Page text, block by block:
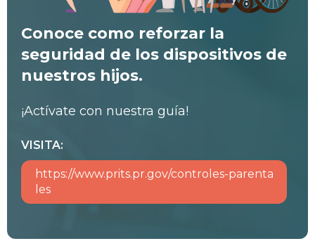
Conoce como reforzar la
seguridad de los dispositivos de
nuestros hijos.
¡Actívate con nuestra guía!
VISITA:
https://www.prits.pr.gov/controles-parenta
les